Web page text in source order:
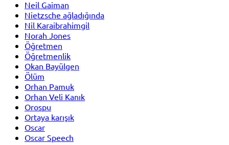
Neil Gaiman
Nietzsche ağladığında
Nil Karaibrahimgil
Norah Jones
Öğretmen
Öğretmenlik
Okan Bayülgen
Ölüm
Orhan Pamuk
Orhan Veli Kanık
Orospu
Ortaya karışık
Oscar
Oscar Speech